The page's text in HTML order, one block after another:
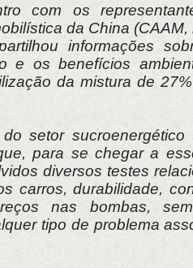
com os
da China
informações
e os benefícios
da mistura de
setor sucroenergético
para se chegar a
diversos testes
carros, durabilidade,
nas bombas,
tipo de problema